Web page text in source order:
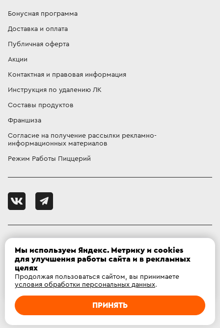
Ваш город :Ангарск ?
ДА Нет, другой
Бонусная программа
Доставка и оплата
Публичная оферта
Акции
Контактная и правовая информация
Инструкция по удалению ЛК
Составы продуктов
Франшиза
Согласие на получение рассылки рекламно-
информационных материалов
Режим Работы Пиццерий
мкр. 12а, д. 7В
Фокс Pizza, 2026
Мы используем Яндекс. Метрику и cookies
для улучшения работы сайта и в рекламных
целях
Продолжая пользоваться сайтом, вы принимаете
условия обработки персональных данных.
ПРИНЯТЬ